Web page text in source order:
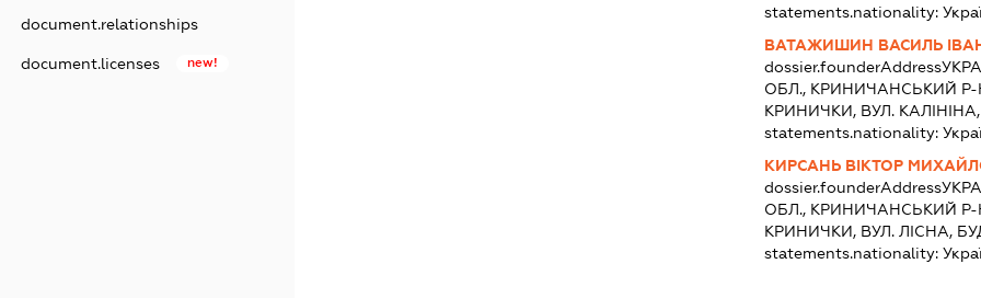
document.relationships
document.licenses new!
statements.nationality:
ВАТАЖИШИН ВАСИЛЬ
dossier.founderAddress
ОБЛ., КРИНИЧАНСЬКИЙ
КРИНИЧКИ, ВУЛ.
statements.nationality:
КИРСАНЬ ВІКТОР
dossier.founderAddress
ОБЛ., КРИНИЧАНСЬКИЙ
КРИНИЧКИ, ВУЛ. ЛІСНА,
statements.nationality: